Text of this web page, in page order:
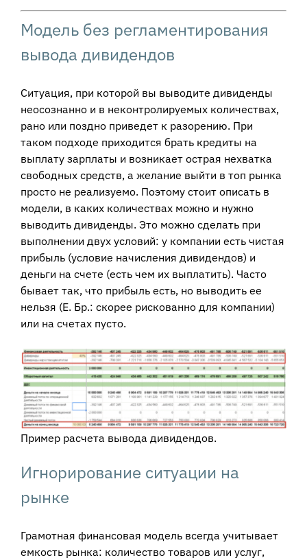
Модель без регламентирования
вывода дивидендов
Ситуация, при которой вы выводите дивиденды
неосознанно и в неконтролируемых количествах,
рано или поздно приведет к разорению. При
таком подходе приходится брать кредиты на
выплату зарплаты и возникает острая нехватка
свободных средств, а желание выйти в топ рынка
просто не реализуемо. Поэтому стоит описать в
модели, в каких количествах можно и нужно
выводить дивиденды. Это можно сделать при
выполнении двух условий: у компании есть чистая
прибыль (условие начисления дивидендов) и
деньги на счете (есть чем их выплатить). Часто
бывает так, что прибыль есть, но выводить ее
нельзя (Е. Бр.: скорее рискованно для компании)
или на счетах пусто.
Пример расчета вывода дивидендов.
Игнорирование ситуации на
рынке
Грамотная финансовая модель всегда учитывает
емкость рынка: количество товаров или услуг,